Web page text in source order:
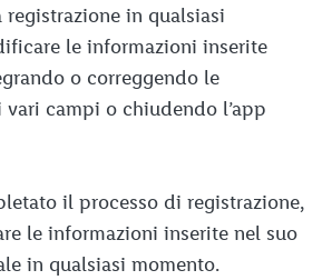
in qualsiasi
le informazioni inserite
o correggendo le
campi o chiudendo l’app
il processo di registrazione,
le informazioni inserite nel suo
in qualsiasi momento.